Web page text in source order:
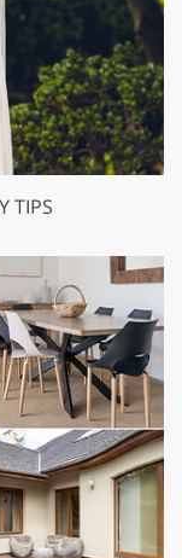
TIPS